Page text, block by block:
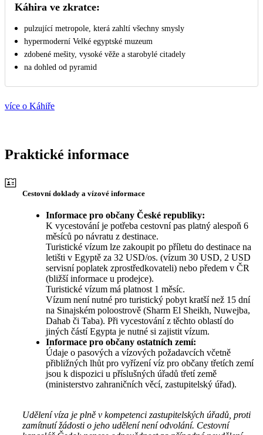
Káhira ve zkratce:
pulzující metropole, která zahltí všechny smysly
hypermoderní Velké egyptské muzeum
zdobené mešity, vysoké věže a starobylé citadely
na dohled od pyramid
více o Káhiře
Praktické informace
Cestovní doklady a vízové informace
Informace pro občany České republiky:
K vycestování je potřeba cestovní pas platný alespoň 6
měsíců po návratu z destinace.
Turistické vízum lze zakoupit po příletu do destinace na
letišti v Egyptě za 32 USD/os. (vízum 30 USD, 2 USD
servisní poplatek zprostředkovateli) nebo předem v ČR
(bližší informace u prodejce).
Turistické vízum má platnost 1 měsíc.
Vízum není nutné pro turistický pobyt kratší než 15 dní
na Sinajském poloostrově (Sharm El Sheikh, Nuwejba,
Dahab či Taba). Při vycestování z těchto oblastí do
jiných částí Egypta je nutné si zajistit vízum.
Informace pro občany ostatních zemí:
Údaje o pasových a vízových požadavcích včetně
přibližných lhůt pro vyřízení víz pro občany třetích zemí
jsou k dispozici u příslušných úřadů třetí země
(ministerstvo zahraničních věcí, zastupitelský úřad).
Udělení víza je plně v kompetenci zastupitelských úřadů, proti
zamítnutí žádosti o jeho udělení není odvolání. Cestovní